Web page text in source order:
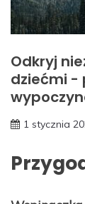
Odkryj
dziećmi -
1 stycznia